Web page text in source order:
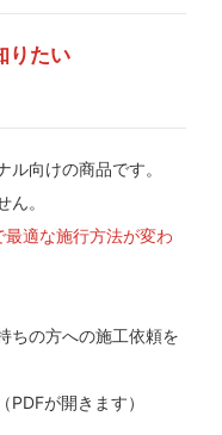
りたい
向けの商品です。
。
適な施行方法が変わ
ちの方への施工依頼を
（PDFが開きます）